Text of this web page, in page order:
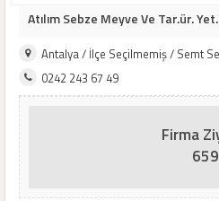
Atılım Sebze Meyve Ve Tar.ür.
Antalya / İlçe Seçilmemiş / Semt
0242 243 67 49
Firma
659